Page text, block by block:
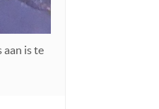
aan is te